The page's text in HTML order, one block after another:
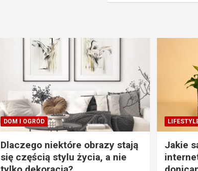
DOM I OGRÓD
Dlaczego niektóre obrazy stają
się częścią stylu życia, a nie
Jakie